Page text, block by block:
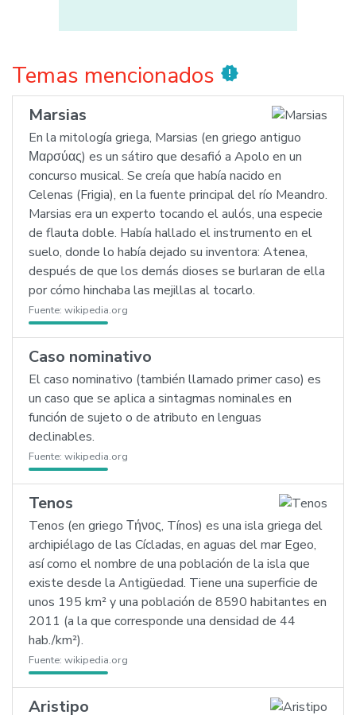
Temas mencionados new_releases
Marsias
En la mitología griega, Marsias (en griego antiguo
Μαρσύας) es un sátiro que desafió a Apolo en un
concurso musical. Se creía que había nacido en
Celenas (Frigia), en la fuente principal del río Meandro.
Marsias era un experto tocando el aulós, una especie
de flauta doble. Había hallado el instrumento en el
suelo, donde lo había dejado su inventora: Atenea,
después de que los demás dioses se burlaran de ella
por cómo hinchaba las mejillas al tocarlo.
Fuente: wikipedia.org
Caso nominativo
El caso nominativo (también llamado primer caso) es
un caso que se aplica a sintagmas nominales en
función de sujeto o de atributo en lenguas
declinables.
Fuente: wikipedia.org
Tenos
Tenos (en griego Τήνος, Tínos) es una isla griega del
archipiélago de las Cícladas, en aguas del mar Egeo,
así como el nombre de una población de la isla que
existe desde la Antigüedad. Tiene una superficie de
unos 195 km² y una población de 8590 habitantes en
2011 (a la que corresponde una densidad de 44
hab./km²).
Fuente: wikipedia.org
Aristipo